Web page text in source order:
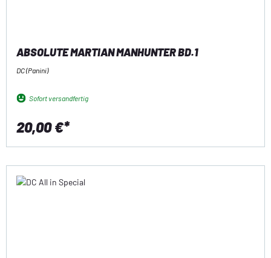
ABSOLUTE MARTIAN MANHUNTER BD.1
DC (Panini)
Sofort versandfertig
20,00 €*